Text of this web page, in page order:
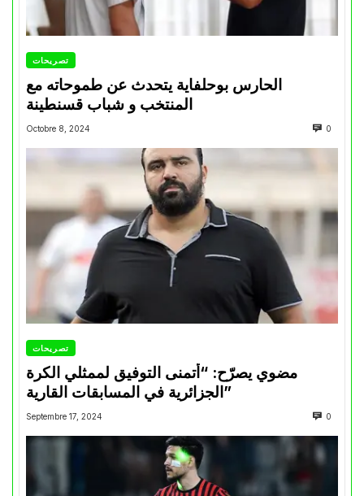
تصريحات
الحارس بوحلفاية يتحدث عن طموحاته مع
المنتخب و شباب قسنطينة
Octobre 8, 2024 0
تصريحات
مضوي يصرّح: “أتمنى التوفيق لممثلي الكرة
الجزائرية في المسابقات القارية”
Septembre 17, 2024 0